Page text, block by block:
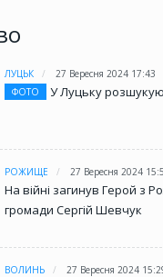
ЛУЦЬК
27 Вересня 2024 17:43
ФОТО
У Луцьку
РОЖИЩЕ 27 Вересня 2024
На війні загинув Герой з
громади Сергій Шевчук
ВОЛИНЬ
27 Вересня 2024